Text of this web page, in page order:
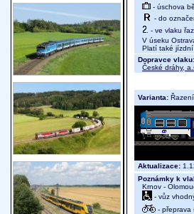
- úschova
- do
- ve vlaku
V úseku
Platí také jízdní
Dopravce vlaku:
České dráhy,
Varianta:
Aktualizace:
Poznámky k
Krnov -
- vůz
- přeprava